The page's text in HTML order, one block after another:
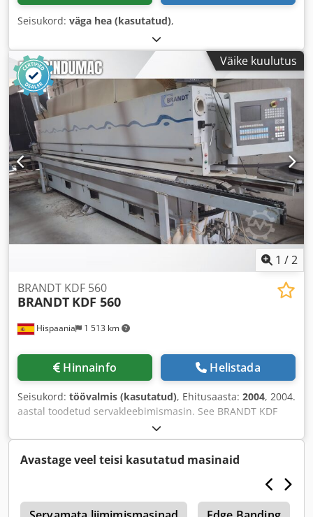
Seisukord: väga hea (kasutatud),
Väike kuulutus
1 /2
Hispaania 1 513 km
BRANDT KDF 560
BRANDT KDF 560
Hinnainfo Helistada
Seisukord: töövalmis (kasutatud), Ehitusaasta: 2004, 2004.
aastal toodetud servakleebimismasin. See BRANDT KDF
560 mudel on varustatud arvutijuhtimisega automaatse
seadistussüsteemiga ning sobib nii õhukeste kui ka
paksude servade kleepimiseks, toetades servade paksust
0,4–8 mm ja töödeldava detaili kõrgust 8–50 mm. Masinale
eelfreesimisseade, liimimisseade ja poleerimisseadmed.
Kui soovite kvaliteetset servakattemist, kaaluge meie
Avastage veel teisi kasutatud masinaid